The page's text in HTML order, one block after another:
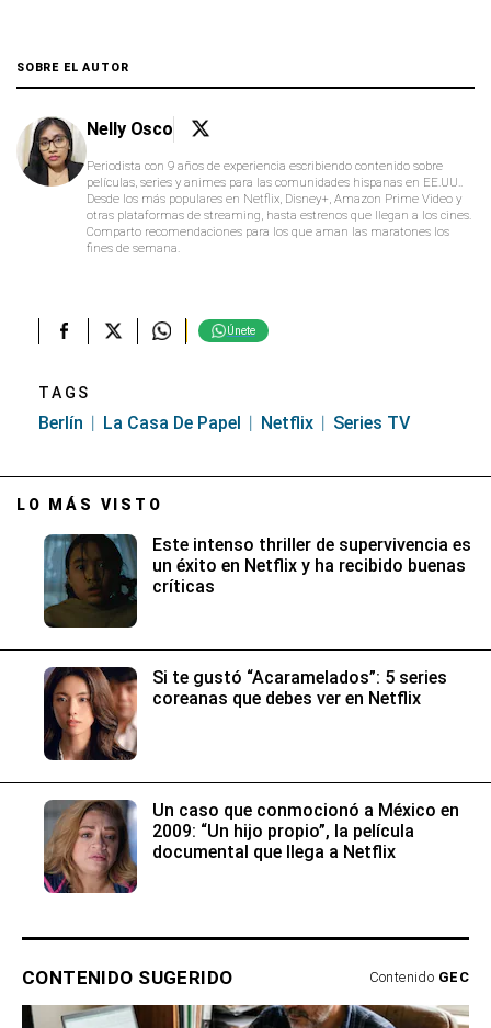
SOBRE EL AUTOR
Nelly Osco
Periodista con 9 años de experiencia escribiendo contenido sobre
películas, series y animes para las comunidades hispanas en EE.UU..
Desde los más populares en Netflix, Disney+, Amazon Prime Video y
otras plataformas de streaming, hasta estrenos que llegan a los cines.
Comparto recomendaciones para los que aman las maratones los
fines de semana.
Únete
TAGS
Berlín La Casa De Papel Netflix Series TV
LO MÁS VISTO
Este intenso thriller de supervivencia es
un éxito en Netflix y ha recibido buenas
críticas
Si te gustó “Acaramelados”: 5 series
coreanas que debes ver en Netflix
Un caso que conmocionó a México en
2009: “Un hijo propio”, la película
documental que llega a Netflix
CONTENIDO SUGERIDO Contenido GEC